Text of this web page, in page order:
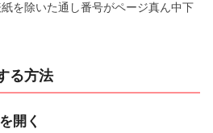
を除いた通し番号がページ真ん中下
る方法
開く